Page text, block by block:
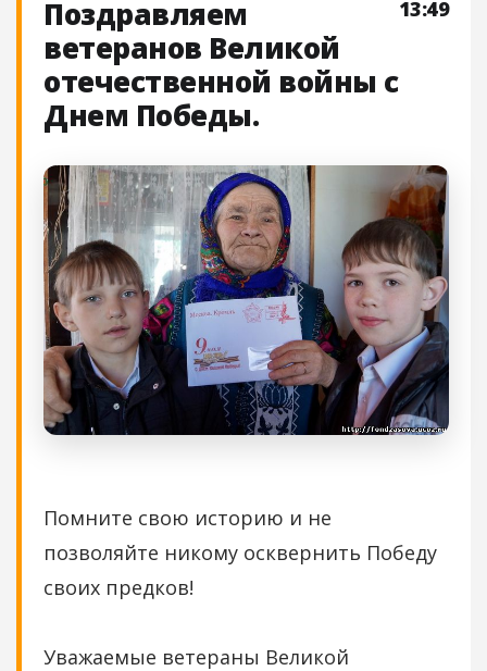
13:49
Поздравляем
ветеранов Великой
отечественной войны с
Днем Победы.
Помните свою историю и не
позволяйте никому осквернить Победу
своих предков!
Уважаемые ветераны Великой